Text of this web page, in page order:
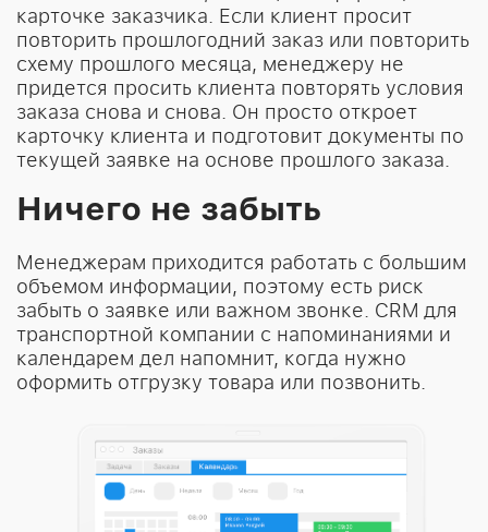
карточке заказчика. Если клиент просит
повторить прошлогодний заказ или повторить
схему прошлого месяца, менеджеру не
придется просить клиента повторять условия
заказа снова и снова. Он просто откроет
карточку клиента и подготовит документы по
текущей заявке на основе прошлого заказа.
Ничего не забыть
Менеджерам приходится работать с большим
объемом информации, поэтому есть риск
забыть о заявке или важном звонке. CRM для
транспортной компании с напоминаниями и
календарем дел напомнит, когда нужно
оформить отгрузку товара или позвонить.